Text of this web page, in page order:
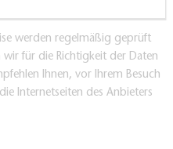
werden regelmäßig geprüft
für die Richtigkeit der Daten
Ihnen, vor Ihrem Besuch
Internetseiten des Anbieters